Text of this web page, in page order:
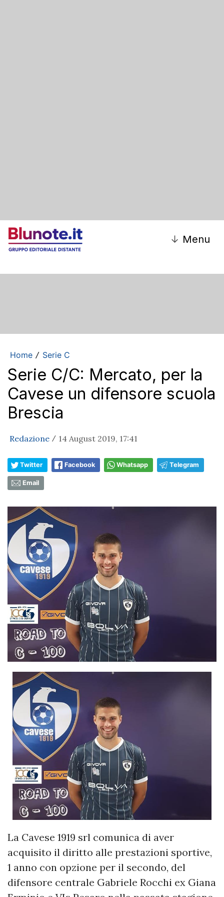
↓ Menu
Home / Serie C
Serie C/C: Mercato, per la
Cavese un difensore scuola
Brescia
Redazione / 14 August 2019, 17:41
Twitter Facebook Whatsapp Telegram
Email
La Cavese 1919 srl comunica di aver
acquisito il diritto alle prestazioni sportive,
1 anno con opzione per il secondo, del
difensore centrale Gabriele Rocchi ex Giana